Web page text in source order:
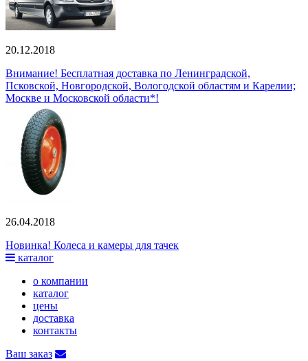
20.12.2018
Внимание! Бесплатная доставка по Ленинградской,
Псковской, Новгородской, Вологодской областям и Карелии;
Москве и Московской области*!
26.04.2018
Новинка! Колеса и камеры для тачек
каталог
о компании
каталог
цены
доставка
контакты
Ваш заказ